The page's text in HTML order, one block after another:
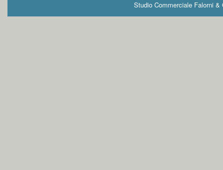
Studio Commerciale Falorni